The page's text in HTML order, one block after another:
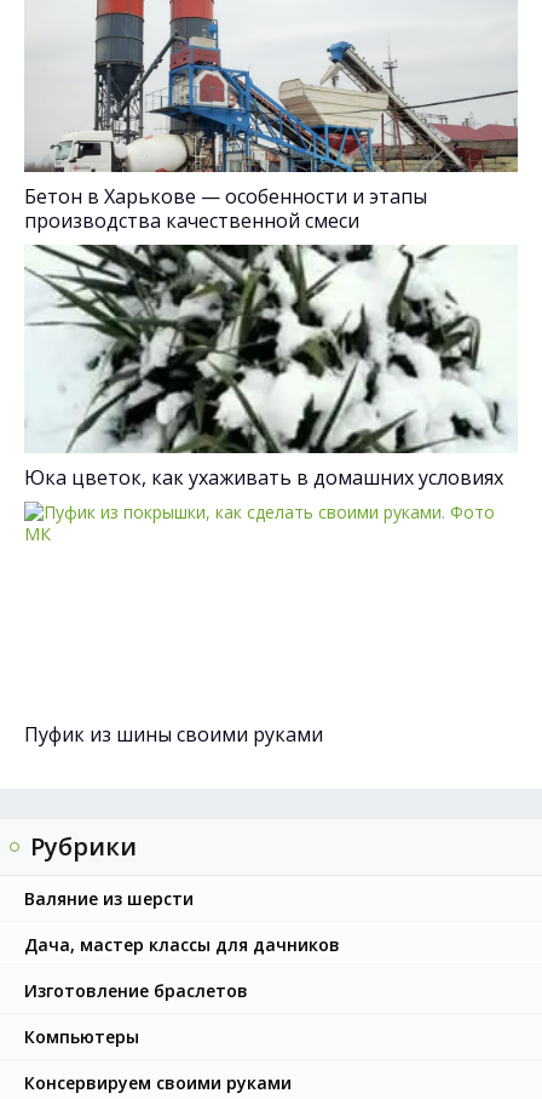
Бетон в Харькове — особенности и этапы
производства качественной смеси
Юка цветок, как ухаживать в домашних условиях
Пуфик из шины своими руками
Рубрики
Валяние из шерсти
Дача, мастер классы для дачников
Изготовление браслетов
Компьютеры
Консервируем своими руками